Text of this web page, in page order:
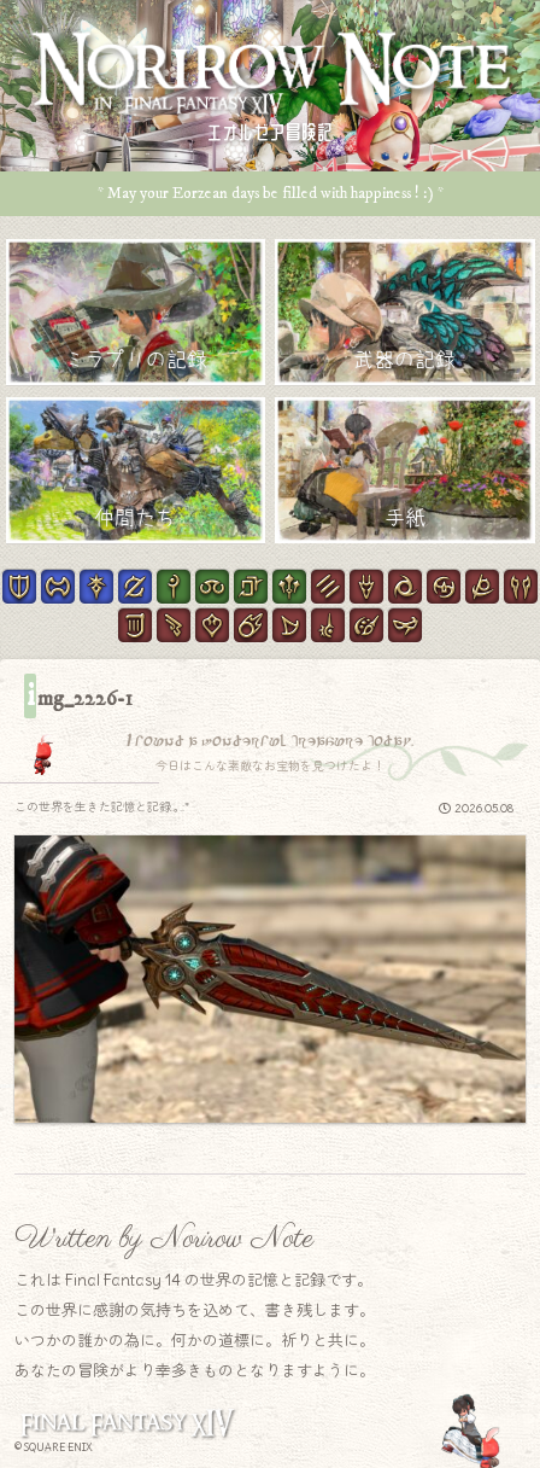
エオルゼア冒険記
* May your Eorzean days be filled with happiness ! :) *
ミラプリの記録 武器の記録
仲間たち 手紙
img_2226-1
I found a wonderful treasure today.
今日はこんな素敵なお宝物を見つけたよ！
2026.05.08
この世界を生きた記憶と記録.｡.:*
Written by Norirow Note
これは Final Fantasy 14 の世界の記憶と記録です。
この世界に感謝の気持ちを込めて、書き残します。
いつかの誰かの為に。何かの道標に。祈りと共に。
あなたの冒険がより幸多きものとなりますように。
© SQUARE ENIX